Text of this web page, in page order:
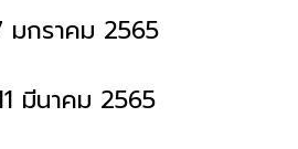
มกราคม 2565
มีนาคม 2565